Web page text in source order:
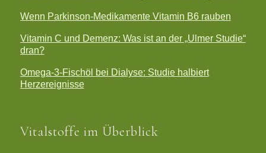
Wenn Parkinson-Medikamente Vitamin B6 rauben
Vitamin C und Demenz: Was ist an der „Ulmer Studie“
dran?
Omega-3-Fischöl bei Dialyse: Studie halbiert
Herzereignisse
Vitalstoffe im Überblick